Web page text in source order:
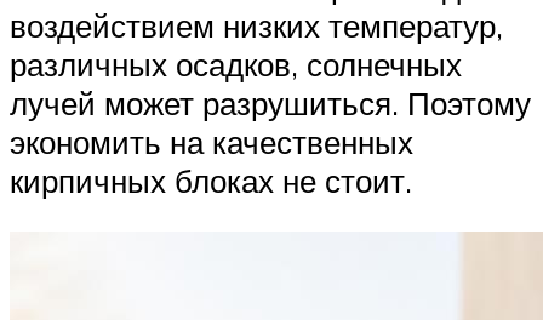
воздействием низких температур,
различных осадков, солнечных
лучей может разрушиться. Поэтому
экономить на качественных
кирпичных блоках не стоит.